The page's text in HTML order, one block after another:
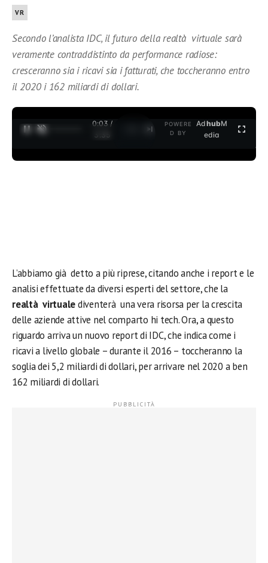
VR
Secondo l’analista IDC, il futuro della realtà virtuale sarà
veramente contraddistinto da performance radiose:
cresceranno sia i ricavi sia i fatturati, che toccheranno entro
il 2020 i 162 miliardi di dollari.
0:04 /
3:35
POWERE
D BY
AdhubM
edia
L’abbiamo già detto a più riprese, citando anche i report e le
analisi effettuate da diversi esperti del settore, che la
realtà virtualediventerà una vera risorsa per la crescita
delle aziende attive nel comparto hi tech. Ora, a questo
riguardo arriva un nuovo report di IDC, che indica come i
ricavi a livello globale – durante il 2016 – toccheranno la
soglia dei 5,2 miliardi di dollari, per arrivare nel 2020 a ben
162 miliardi di dollari.